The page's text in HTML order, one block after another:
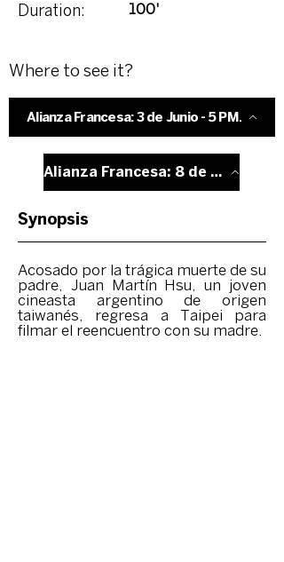
Duration: 100'
Where to see it?
Alianza Francesa: 3 de Junio - 5 PM.
Alianza Francesa: 8 de Junio - 7 PM.
Synopsis
Acosado por la trágica muerte de su
padre, Juan Martín Hsu, un joven
cineasta argentino de origen
taiwanés, regresa a Taipei para
filmar el reencuentro con su madre.